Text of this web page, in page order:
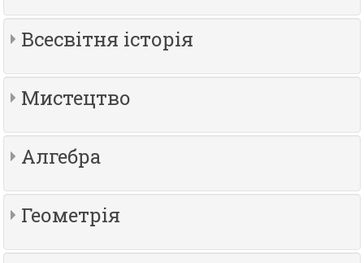
Всесвітня історія
Мистецтво
Алгебра
Геометрія